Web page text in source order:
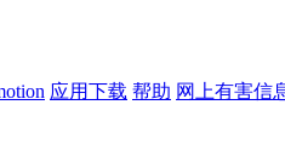
应用下载 帮助 网上有害信